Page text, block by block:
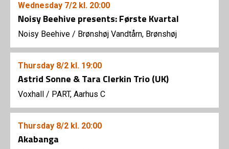
Wednesday 7/2 kl. 20:00
Noisy Beehive presents: Første Kvartal
Noisy Beehive / Brønshøj Vandtårn, Brønshøj
Thursday 8/2 kl. 19:00
Astrid Sonne & Tara Clerkin Trio (UK)
Voxhall / PART, Aarhus C
Thursday 8/2 kl. 20:00
Akabanga